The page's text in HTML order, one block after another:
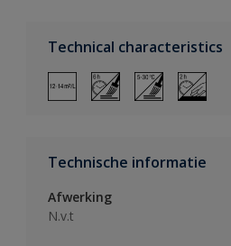
Technical characteristics
Technische informatie
Afwerking
N.v.t